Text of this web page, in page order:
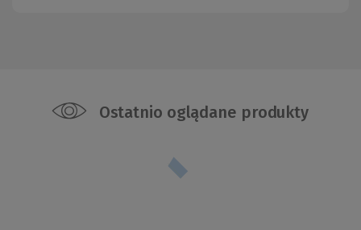
Ostatnio oglądane produkty